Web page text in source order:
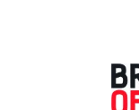
Unitate Protejata -